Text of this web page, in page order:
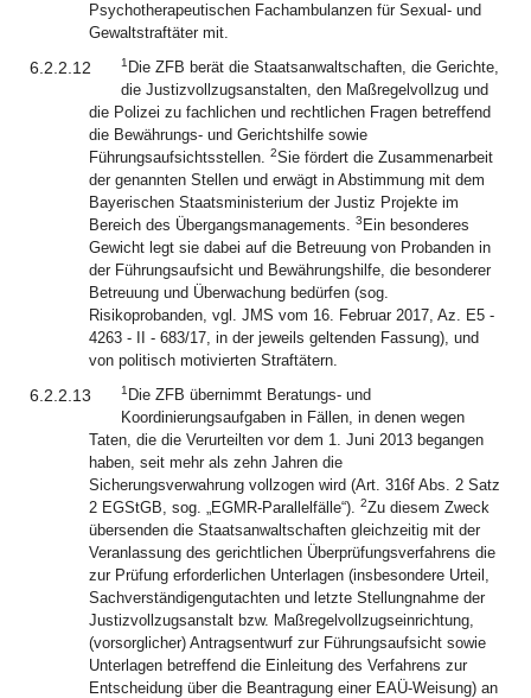
Psychotherapeutischen Fachambulanzen für Sexual- und
Gewaltstraftäter mit.
6.2.2.12 1 Die ZFB berät die Staatsanwaltschaften, die Gerichte,
die Justizvollzugsanstalten, den Maßregelvollzug und
die Polizei zu fachlichen und rechtlichen Fragen betreffend
die Bewährungs- und Gerichtshilfe sowie
Führungsaufsichtsstellen. 2Sie fördert die Zusammenarbeit
der genannten Stellen und erwägt in Abstimmung mit dem
Bayerischen Staatsministerium der Justiz Projekte im
Bereich des Übergangsmanagements. 3 Ein besonderes
Gewicht legt sie dabei auf die Betreuung von Probanden in
der Führungsaufsicht und Bewährungshilfe, die besonderer
Betreuung und Überwachung bedürfen (sog.
Risikoprobanden, vgl. JMS vom 16. Februar 2017, Az. E5 -
4263 - II - 683/17, in der jeweils geltenden Fassung), und
von politisch motivierten Straftätern.
6.2.2.13 1 Die ZFB übernimmt Beratungs- und
Koordinierungsaufgaben in Fällen, in denen wegen
Taten, die die Verurteilten vor dem 1. Juni 2013 begangen
haben, seit mehr als zehn Jahren die
Sicherungsverwahrung vollzogen wird (Art. 316f Abs. 2 Satz
2 EGStGB, sog. „EGMR-Parallelfälle“). 2Zu diesem Zweck
übersenden die Staatsanwaltschaften gleichzeitig mit der
Veranlassung des gerichtlichen Überprüfungsverfahrens die
zur Prüfung erforderlichen Unterlagen (insbesondere Urteil,
Sachverständigengutachten und letzte Stellungnahme der
Justizvollzugsanstalt bzw. Maßregelvollzugseinrichtung,
(vorsorglicher) Antragsentwurf zur Führungsaufsicht sowie
Unterlagen betreffend die Einleitung des Verfahrens zur
Entscheidung über die Beantragung einer EAÜ-Weisung) an